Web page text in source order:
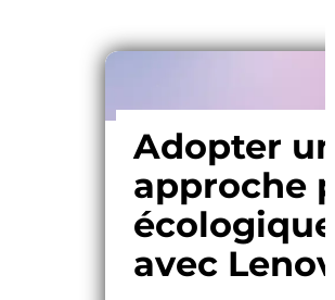
Adopter
approche
écologique
avec